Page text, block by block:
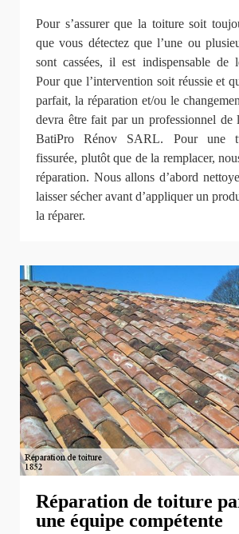
Pour s’assurer que la toiture soit
que vous détectez que l’une ou
sont cassées, il est indispensable de
Pour que l’intervention soit réussie et
parfait, la réparation et/ou le
devra être fait par un professionnel de
BatiPro Rénov SARL. Pour une
fissurée, plutôt que de la remplacer,
réparation. Nous allons d’abord
laisser sécher avant d’appliquer un
la réparer.
Réparation de toiture
une équipe compétente